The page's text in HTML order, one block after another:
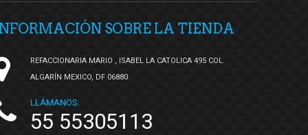
SOBRE LA TIENDA
REFACCIONARIA MARIO , ISABEL LA CATOLICA 495 COL.
ALGARÍN MEXICO, DF 06880
LLÁMANOS:
55 55305113